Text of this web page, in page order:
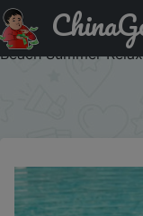
Акция на: 1 Pack
Portable Floating
Beach Summer Relax